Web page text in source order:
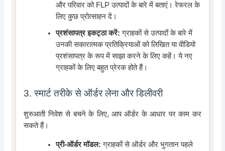
और परिवार को FLP उत्पादों के बारे में बताएं। रेफरल के
लिए कुछ प्रोत्साहन दें।
प्रशंसापत्र इकट्ठा करें: ग्राहकों से उत्पादों के बारे में
उनकी सकारात्मक प्रतिक्रियाओं को लिखित या वीडियो
प्रशंसापत्र के रूप में साझा करने के लिए कहें। ये नए
ग्राहकों के लिए बहुत प्रेरक होते हैं।
3. स्मार्ट तरीके से ऑर्डर लेना और डिलीवरी
शुरुआती निवेश से बचने के लिए, आप ऑर्डर के आधार पर काम कर
सकते हैं।
प्री-ऑर्डर मॉडल: ग्राहकों से ऑर्डर और भुगतान पहले